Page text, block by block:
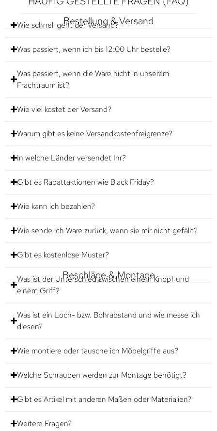
Bestellung & Versand
Wie schnell geht der Versand?
Was passiert, wenn ich bis 12:00 Uhr bestelle?
Was passiert, wenn die Ware nicht in unserem
Frachtraum ist?
Wie viel kostet der Versand?
Warum gibt es keine Versandkostenfreigrenze?
In welche Länder versendet Ihr?
Gibt es Rabattaktionen wie Black Friday?
Wie kann ich bezahlen?
Wie sende ich Ware zurück, wenn sie mir nicht gefällt?
Gibt es kostenlose Muster?
Beschläge & Montage
Was ist der Unterschied zwischen einem Knopf und
einem Griff?
Was ist ein Loch- bzw. Bohrabstand und wie messe ich
diesen?
Wie montiere oder tausche ich Möbelgriffe aus?
Welche Schrauben werden zur Montage benötigt?
Gibt es Artikel mit anderen Maßen oder Materialien?
Weitere Fragen?